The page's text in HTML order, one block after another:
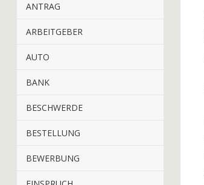
ANTRAG
ARBEITGEBER
AUTO
BANK
BESCHWERDE
BESTELLUNG
BEWERBUNG